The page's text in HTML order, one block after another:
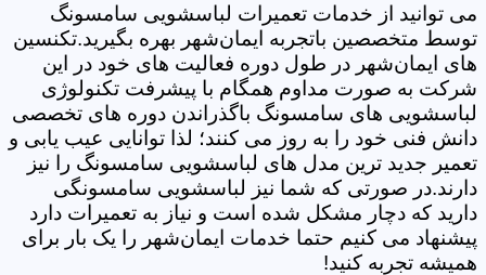
می توانید از خدمات تعمیرات لباسشویی سامسونگ
توسط متخصصین باتجربه ایمان‌شهر بهره بگیرید.تکنسین
های ایمان‌شهر در طول دوره فعالیت های خود در این
شرکت به صورت مداوم همگام با پیشرفت تکنولوژی
لباسشویی های سامسونگ باگذراندن دوره های تخصصی
دانش فنی خود را به روز می کنند؛ لذا توانایی عیب یابی و
تعمیر جدید ترین مدل های لباسشویی سامسونگ را نیز
دارند.در صورتی که شما نیز لباسشویی سامسونگی
دارید که دچار مشکل شده است و نیاز به تعمیرات دارد
پیشنهاد می کنیم حتما خدمات ایمان‌شهر را یک بار برای
همیشه تجربه کنید!